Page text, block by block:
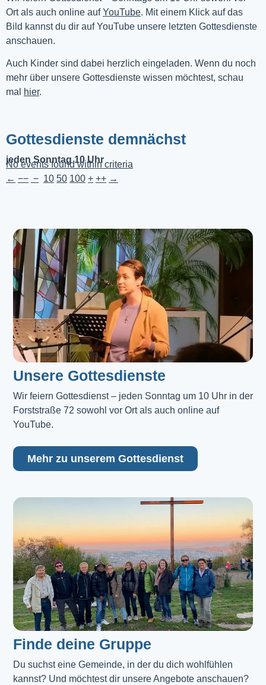
Ort als auch online auf YouTube. Mit einem Klick auf das
Bild kannst du dir auf YouTube unsere letzten Gottesdienste
anschauen.
Auch Kinder sind dabei herzlich eingeladen. Wenn du noch
mehr über unsere Gottesdienste wissen möchtest, schau
mal
hier.
Gottesdienste demnächst
jeden Sonntag 10 Uhr
No events found within criteria
← −− − 10 50 100 + ++ →
Unsere Gottesdienste
Wir feiern Gottesdienst – jeden Sonntag um 10 Uhr in der
Forststraße 72 sowohl vor Ort als auch online auf
YouTube.
Mehr zu unserem Gottesdienst
Finde deine Gruppe
Du suchst eine Gemeinde, in der du dich wohlfühlen
kannst? Und möchtest dir unsere Angebote anschauen?